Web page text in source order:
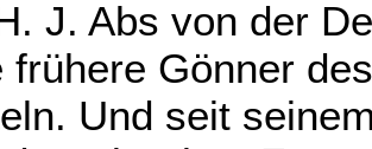
J. Abs von der
frühere Gönner
Und seit